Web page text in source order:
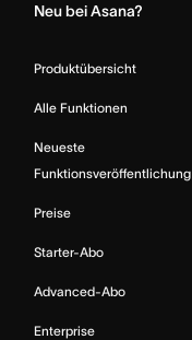
Neu bei Asana?
Produktübersicht
Alle Funktionen
Neueste
Funktionsveröffentlichung
Preise
Starter-Abo
Advanced-Abo
Enterprise